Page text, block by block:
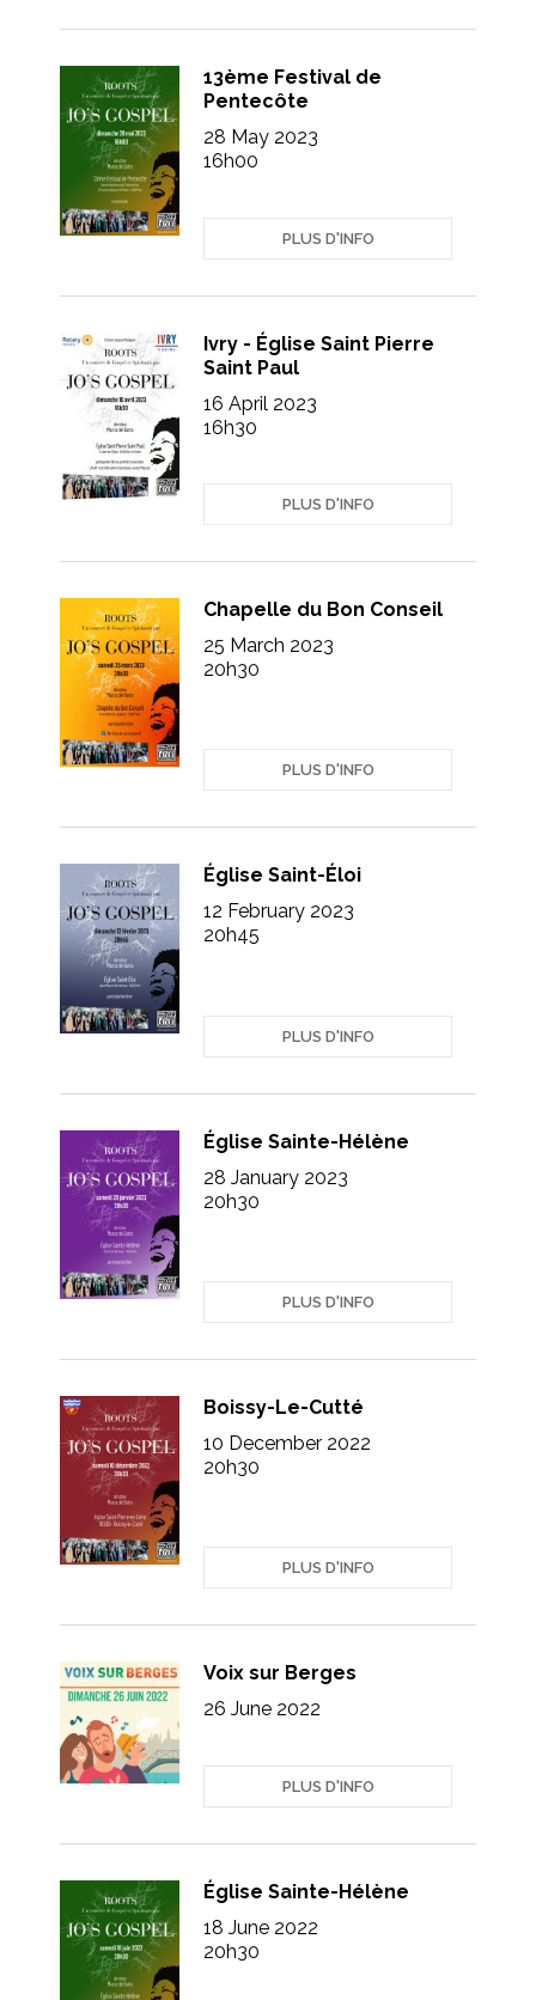
13ème Festival de
Pentecôte
28 May 2023
16h00
PLUS D'INFO
Ivry - Église Saint Pierre
Saint Paul
16 April 2023
16h30
PLUS D'INFO
Chapelle du Bon Conseil
25 March 2023
20h30
PLUS D'INFO
Église Saint-Éloi
12 February 2023
20h45
PLUS D'INFO
Église Sainte-Hélène
28 January 2023
20h30
PLUS D'INFO
Boissy-Le-Cutté
10 December 2022
20h30
PLUS D'INFO
Voix sur Berges
26 June 2022
PLUS D'INFO
Église Sainte-Hélène
18 June 2022
20h30